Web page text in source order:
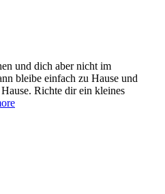
und dich aber nicht im
bleibe einfach zu Hause und
Richte dir ein kleines